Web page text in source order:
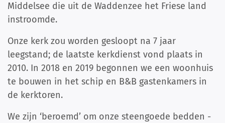
Middelsee die uit de Waddenzee het Friese land
instroomde.
Onze kerk zou worden gesloopt na 7 jaar
leegstand; de laatste kerkdienst vond plaats in
2010. In 2018 en 2019 begonnen we een woonhuis
te bouwen in het schip en B&B gastenkamers in
de kerktoren.
We zijn ‘beroemd’ om onze steengoede bedden -